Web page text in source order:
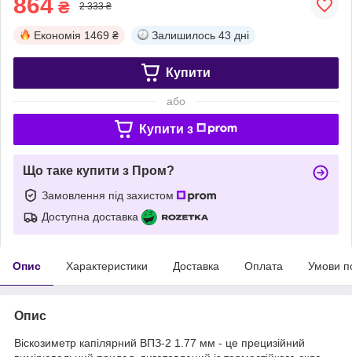
₴ 2 333 ₴
Економія 1469 ₴ Залишилось 43 дні
Купити
або
Купити з
Що таке купити з Пром?
Замовлення під захистом
Доступна доставка
Опис Характеристики Доставка Оплата Умови
Опис
Віскозиметр капілярний ВПЗ-2 1.77 мм - це прецизійний